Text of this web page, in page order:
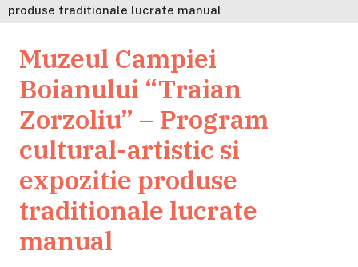
produse traditionale lucrate manual
Muzeul Campiei
Boianului “Traian
Zorzoliu” – Program
cultural-artistic si
expozitie produse
traditionale lucrate
manual